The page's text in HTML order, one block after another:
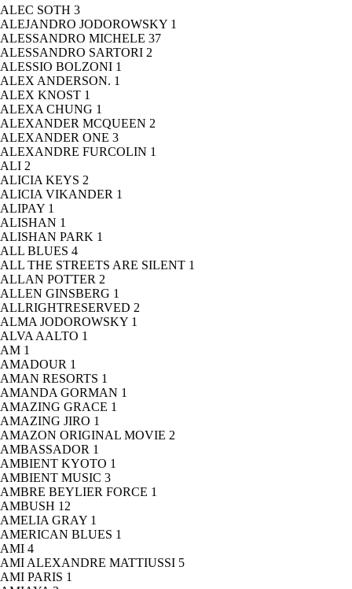
ALEC SOTH 3
ALEJANDRO JODOROWSKY 1
ALESSANDRO MICHELE 37
ALESSANDRO SARTORI 2
ALESSIO BOLZONI 1
ALEX ANDERSON. 1
ALEX KNOST 1
ALEXA CHUNG 1
ALEXANDER MCQUEEN 2
ALEXANDER ONE 3
ALEXANDRE FURCOLIN 1
ALI 2
ALICIA KEYS 2
ALICIA VIKANDER 1
ALIPAY 1
ALISHAN 1
ALISHAN PARK 1
ALL BLUES 4
ALL THE STREETS ARE SILENT 1
ALLAN POTTER 2
ALLEN GINSBERG 1
ALLRIGHTRESERVED 2
ALMA JODOROWSKY 1
ALVA AALTO 1
AM 1
AMADOUR 1
AMAN RESORTS 1
AMANDA GORMAN 1
AMAZING GRACE 1
AMAZING JIRO 1
AMAZON ORIGINAL MOVIE 2
AMBASSADOR 1
AMBIENT KYOTO 1
AMBIENT MUSIC 3
AMBRE BEYLIER FORCE 1
AMBUSH 12
AMELIA GRAY 1
AMERICAN BLUES 1
AMI 4
AMI ALEXANDRE MATTIUSSI 5
AMI PARIS 1